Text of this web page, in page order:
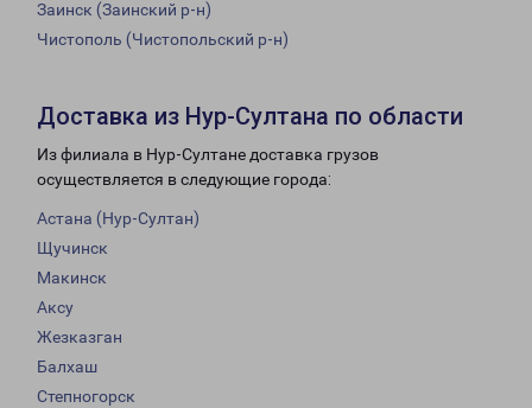
Заинск (Заинский р-н)
Чистополь (Чистопольский р-н)
Доставка из Нур-Султана по области
Из филиала в Нур-Султане доставка грузов
осуществляется в следующие города:
Астана (Нур-Султан)
Щучинск
Макинск
Аксу
Жезказган
Балхаш
Степногорск